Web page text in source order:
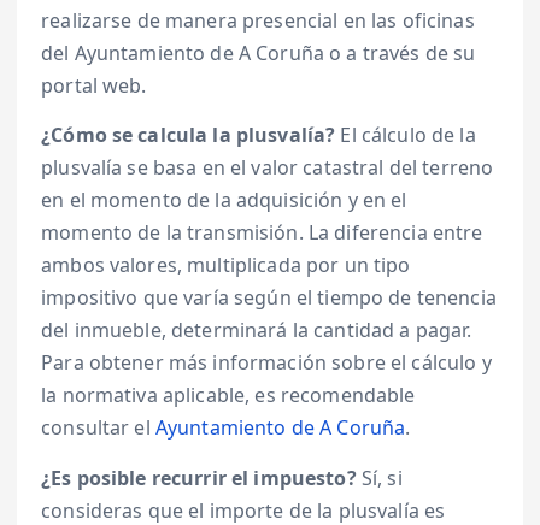
realizarse de manera presencial en las oficinas
del Ayuntamiento de A Coruña o a través de su
portal web.
¿Cómo se calcula la plusvalía? El cálculo de la
plusvalía se basa en el valor catastral del terreno
en el momento de la adquisición y en el
momento de la transmisión. La diferencia entre
ambos valores, multiplicada por un tipo
impositivo que varía según el tiempo de tenencia
del inmueble, determinará la cantidad a pagar.
Para obtener más información sobre el cálculo y
la normativa aplicable, es recomendable
consultar el Ayuntamiento de A Coruña.
¿Es posible recurrir el impuesto?Sí, si
consideras que el importe de la plusvalía es